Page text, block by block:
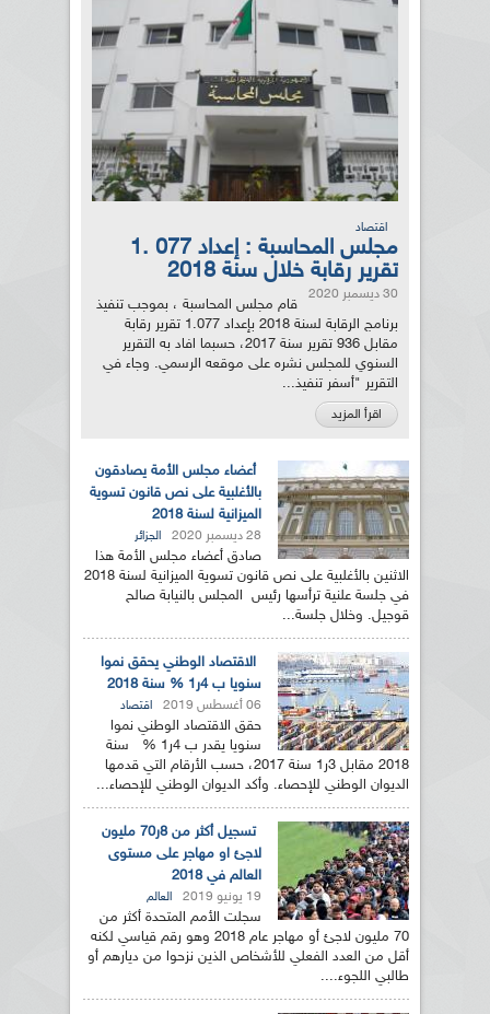
اقتصاد
مجلس المحاسبة : إعداد 077 .1
تقرير رقابة خلال سنة 2018
30 ديسمبر 2020
قام مجلس المحاسبة ، بموجب تنفيذ
برنامج الرقابة لسنة 2018 بإعداد 1.077 تقرير رقابة
مقابل 936 تقرير سنة 2017، حسبما افاد به التقرير
السنوي للمجلس نشره على موقعه الرسمي. وجاء في
التقرير "أسفر تنفيذ...
اقرأ المزيد
أعضاء مجلس الأمة يصادقون
بالأغلبية على نص قانون تسوية
الميزانية لسنة 2018
28 ديسمبر 2020 الجزائر
صادق أعضاء مجلس الأمة هذا
الاثنين بالأغلبية على نص قانون تسوية الميزانية لسنة 2018
في جلسة علنية ترأسها رئيس المجلس بالنيابة صالح
قوجيل. وخلال جلسة...
الاقتصاد الوطني يحقق نموا
سنويا ب 4ر1 % سنة 2018
06 أغسطس 2019 اقتصاد
حقق الاقتصاد الوطني نموا
سنويا يقدر ب 4ر1 % سنة
2018 مقابل 3ر1 سنة 2017، حسب الأرقام التي قدمها
الديوان الوطني للإحصاء. وأكد الديوان الوطني للإحصاء...
تسجيل أكثر من 8ر70 مليون
لاجئ او مهاجر على مستوى
العالم في 2018
19 يونيو 2019 العالم
سجلت الأمم المتحدة أكثر من
70 مليون لاجئ أو مهاجر عام 2018 وهو رقم قياسي لكنه
أقل من العدد الفعلي للأشخاص الذين نزحوا من ديارهم أو
طالبي اللجوء....